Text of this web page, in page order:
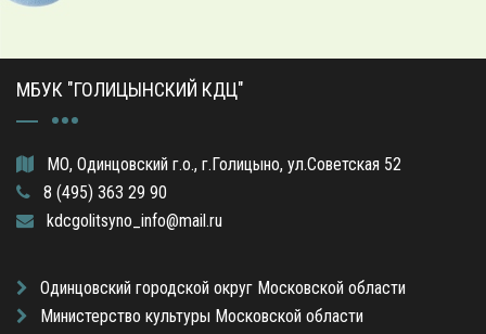
МБУК "ГОЛИЦЫНСКИЙ КДЦ"
МО, Одинцовский г.о., г.Голицыно, ул.Советская 52
8 (495) 363 29 90
kdcgolitsyno_info@mail.ru
Одинцовский городской округ Московской области
Министерство культуры Московской области